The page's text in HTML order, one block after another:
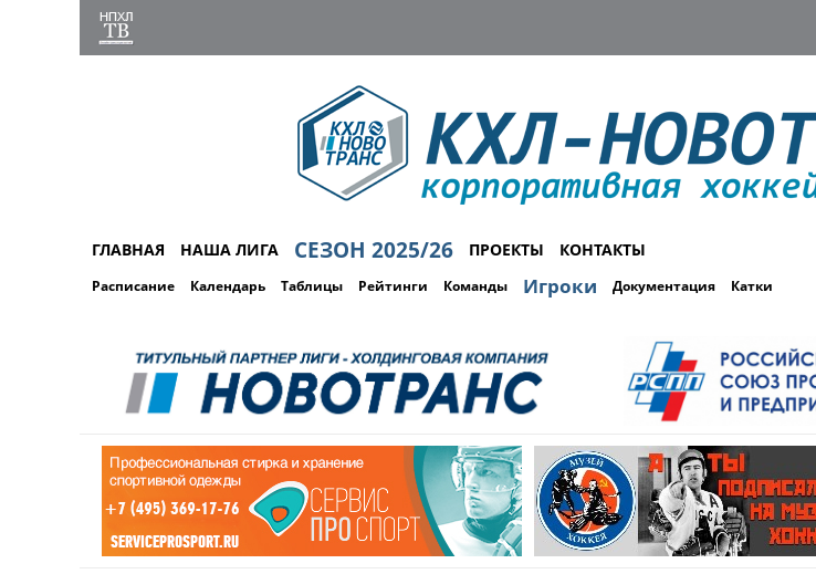
ГЛАВНАЯ НАША ЛИГА СЕЗОН 2025/26 ПРОЕКТЫ КОНТАКТЫ
Расписание Календарь Таблицы Рейтинги Команды Игроки Документация Катки